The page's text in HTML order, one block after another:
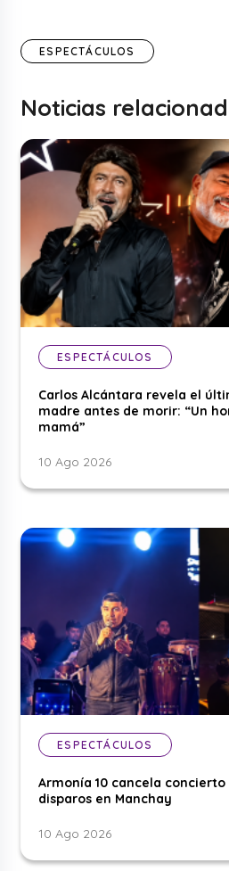
ESPECTÁCULOS
Noticias
ESPECTÁCULOS
Carlos Alcántara revela el
madre antes de morir: “Un
mamá”
10 Ago 2026
ESPECTÁCULOS
Armonía 10 cancela
disparos en Manchay
10 Ago 2026